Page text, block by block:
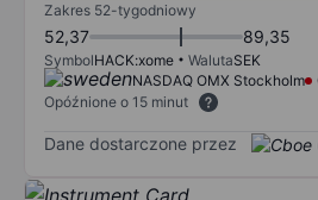
Zakres 52-tygodniowy
52,37 89,35
SymbolHACK:xome WalutaSEK
NASDAQ OMX Stockholm
Opóźnione o 15 minut
Dane dostarczone przez